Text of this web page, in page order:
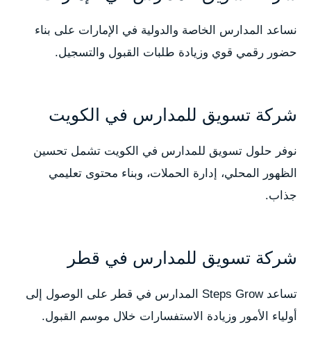
نساعد المدارس الخاصة والدولية في الإمارات على بناء
حضور رقمي قوي وزيادة طلبات القبول والتسجيل.
شركة تسويق للمدارس في الكويت
نوفر حلول تسويق للمدارس في الكويت تشمل تحسين
الظهور المحلي، إدارة الحملات، وبناء محتوى تعليمي
جذاب.
شركة تسويق للمدارس في قطر
تساعد Steps Grow المدارس في قطر على الوصول إلى
أولياء الأمور وزيادة الاستفسارات خلال موسم القبول.